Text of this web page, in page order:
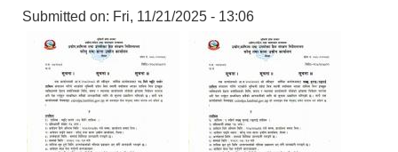
Submitted on: Fri, 11/21/2025 - 13:06